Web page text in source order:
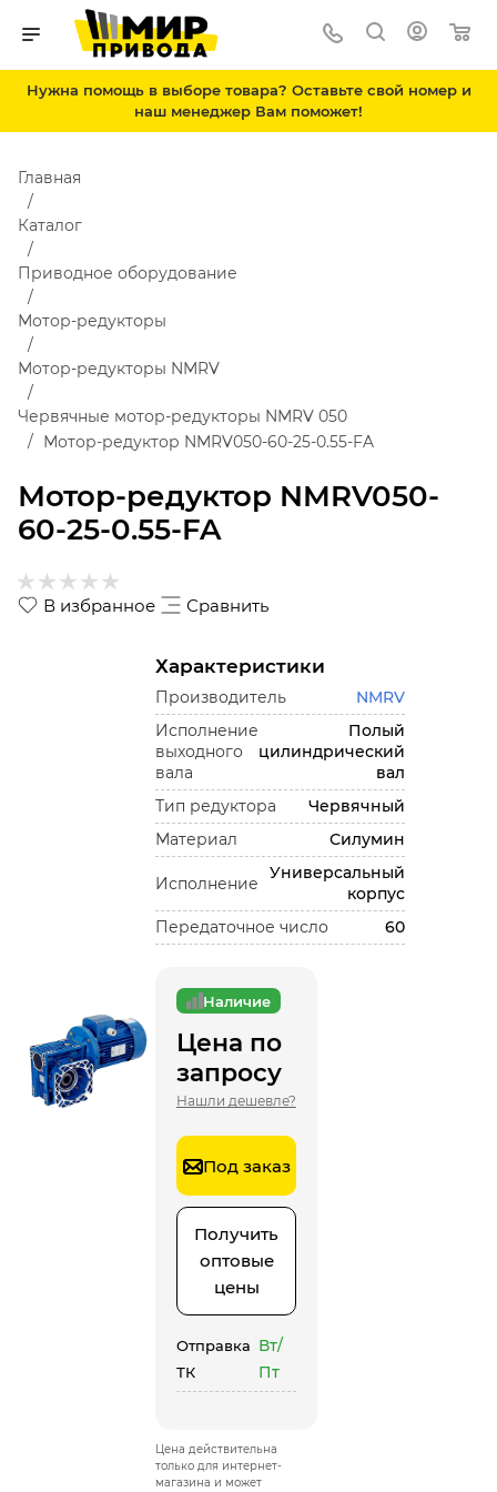
Нужна помощь в выборе товара? Оставьте свой номер и
наш менеджер Вам поможет!
Мотор-редуктор NMRV050-
60-25-0.55-FA
Главная
Каталог
Приводное оборудование
Мотор-редукторы
Мотор-редукторы NMRV
Червячные мотор-редукторы NMRV 050
Мотор-редуктор NMRV050-60-25-0.55-FA
В избранное Сравнить
Характеристики
Производитель
NMRV
Исполнение
выходного
вала
Полый
цилиндрический
вал
Тип редуктора
Червячный
Материал
Силумин
Исполнение
Универсальный
корпус
Передаточное число
60
Наличие
Цена по
запросу
Нашли дешевле?
Под заказ
Получить
оптовые
цены
Отправка
ТК
Вт/
Пт
Цена действительна
только для интернет-
магазина и может